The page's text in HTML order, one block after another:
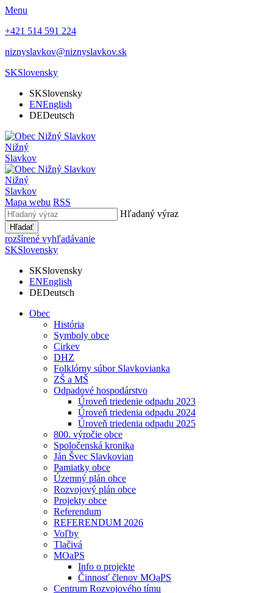
Menu
+421 514 591 224
niznyslavkov@niznyslavkov.sk
SKSlovensky
SKSlovensky
ENEnglish
DEDeutsch
Nižný
Slavkov
Nižný
Slavkov
Mapa webu RSS
Hľadaný výraz
Hľadať
rozšírené vyhľadávanie
SKSlovensky
SKSlovensky
ENEnglish
DEDeutsch
Obec
História
Symboly obce
Cirkev
DHZ
Folklórny súbor Slavkovianka
ZŠ a MŠ
Odpadové hospodárstvo
Úroveň triedenie odpadu 2023
Úroveň triedenia odpadu 2024
Úroveň triedenia odpadu 2025
800. výročie obce
Spoločenská kronika
Ján Švec Slavkovian
Pamiatky obce
Územný plán obce
Rozvojový plán obce
Projekty obce
Referendum
REFERENDUM 2026
Voľby
Tlačivá
MOaPS
Info o projekte
Činnosť členov MOaPS
Centrum Rozvojového tímu